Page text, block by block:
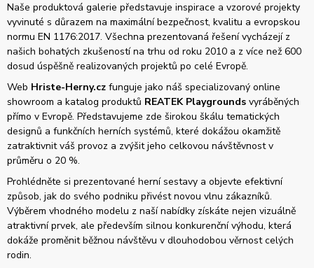
Naše produktová galerie představuje inspirace a vzorové projekty
vyvinuté s důrazem na maximální bezpečnost, kvalitu a evropskou
normu EN 1176:2017. Všechna prezentovaná řešení vycházejí z
našich bohatých zkušeností na trhu od roku 2010 a z více než 600
dosud úspěšně realizovaných projektů po celé Evropě.
Web Hriste-Herny.cz funguje jako náš specializovaný online
showroom a katalog produktů REATEK Playgrounds vyráběných
přímo v Evropě. Představujeme zde širokou škálu tematických
designů a funkčních herních systémů, které dokážou okamžitě
zatraktivnit váš provoz a zvýšit jeho celkovou návštěvnost v
průměru o 20 %.
Prohlédněte si prezentované herní sestavy a objevte efektivní
způsob, jak do svého podniku přivést novou vlnu zákazníků.
Výběrem vhodného modelu z naší nabídky získáte nejen vizuálně
atraktivní prvek, ale především silnou konkurenční výhodu, která
dokáže proměnit běžnou návštěvu v dlouhodobou věrnost celých
rodin.